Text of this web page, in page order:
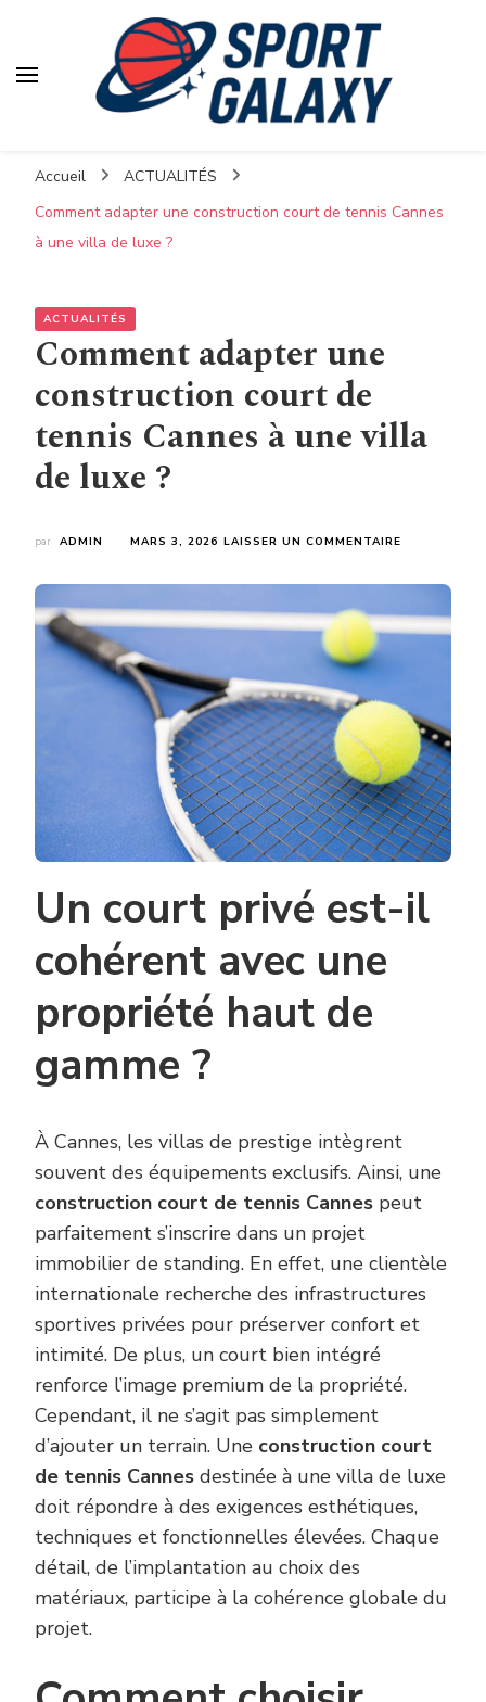
Accueil
ACTUALITÉS
Comment adapter une construction court de tennis Cannes
à une villa de luxe ?
ACTUALITÉS
Comment adapter une
construction court de
tennis Cannes à une villa
de luxe ?
par ADMIN MARS 3, 2026 LAISSER UN COMMENTAIRE
COURT
À
UNE
VILLA
DE
LUXE
?
Un court privé est-il
cohérent avec une
propriété haut de
gamme ?
À Cannes, les villas de prestige intègrent
souvent des équipements exclusifs. Ainsi, une
construction court de tennis Cannes peut
parfaitement s’inscrire dans un projet
immobilier de standing. En effet, une clientèle
internationale recherche des infrastructures
sportives privées pour préserver confort et
intimité. De plus, un court bien intégré
renforce l’image premium de la propriété.
Cependant, il ne s’agit pas simplement
d’ajouter un terrain. Une construction court
de tennis Cannes destinée à une villa de luxe
doit répondre à des exigences esthétiques,
techniques et fonctionnelles élevées. Chaque
détail, de l’implantation au choix des
matériaux, participe à la cohérence globale du
projet.